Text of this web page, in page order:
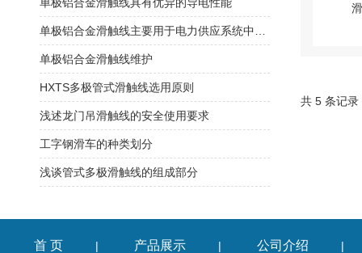
共 5 条记
单极铝合金滑触线维护
HXTS多极管式滑触线选用原则
浅述龙门吊滑触线的安全使用要求
工字钢滑车的种类划分
浅谈管式多极滑触线的组成部分
首 页 | 产品展示 | 公司介绍 |